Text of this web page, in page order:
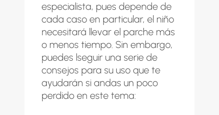
especialista, pues depende de
cada caso en particular, el niño
necesitará llevar el parche más
o menos tiempo. Sin embargo,
puedes lseguir una serie de
consejos para su uso que te
ayudarán si andas un poco
perdido en este tema: